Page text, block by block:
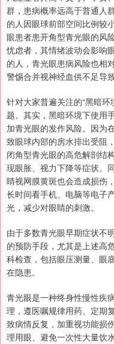
群，患病概率远高于普通人
的人因眼球前部空间比例较
眼患者患开角型青光眼的风
忧虑者，其情绪波动会影响
的人，青光眼患病风险也相
警惕合并视神经血供不足导
针对大家普遍关注的“黑暗
题。其实，黑暗环境下使用
加青光眼的发作风险。因为
致眼球内部的房水排出受阻
闭角型青光眼的高危解剖结
现眼胀、视力下降等症状。
睛视网膜黄斑也会造成损伤
长时间看手机、电脑等电子
光，减少对眼睛的刺激。
由于多数青光眼早期症状不
的预防手段，尤其是上述高
科检查，包括眼压测量、眼
在隐患。
青光眼是一种终身性慢性疾
理，遵医嘱规律用药、定期
致病情反复，加重视功能损
理用眼、避免一次性大量饮